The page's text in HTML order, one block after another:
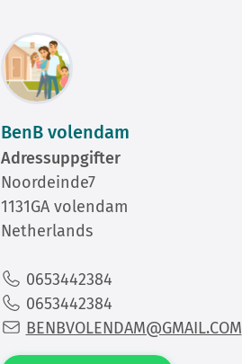
BenB volendam
Adressuppgifter
Noordeinde7
1131GA volendam
Netherlands
0653442384
0653442384
BENBVOLENDAM@GMAIL.COM